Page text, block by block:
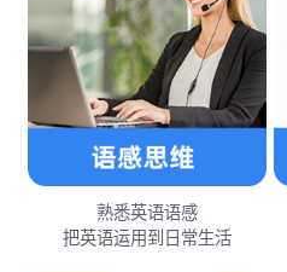
熟悉英语语感
把英语运用到日常生活